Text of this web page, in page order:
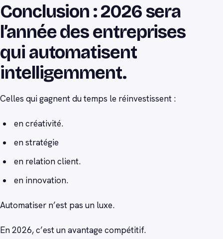
Conclusion : 2026 sera
l’année des entreprises
qui automatisent
intelligemment.
Celles qui gagnent du temps le réinvestissent :
en créativité.
en stratégie
en relation client.
en innovation.
Automatiser n’est pas un luxe.
En 2026, c’est un avantage compétitif.